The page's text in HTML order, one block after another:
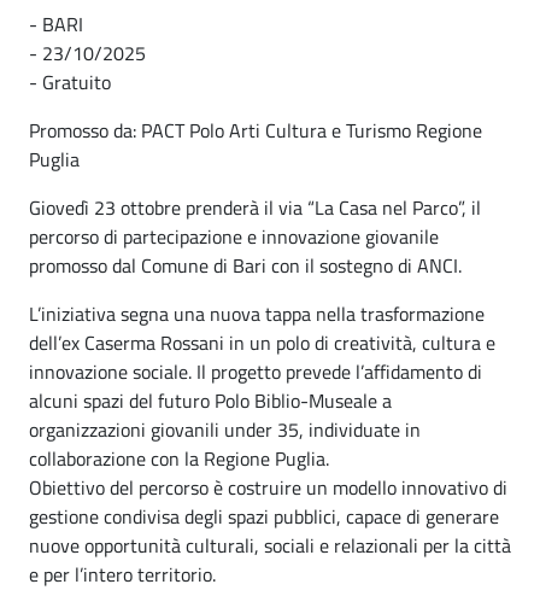
- BARI
- 23/10/2025
- Gratuito
Promosso da: PACT Polo Arti Cultura e Turismo Regione
Puglia
Giovedì 23 ottobre prenderà il via “La Casa nel Parco”, il
percorso di partecipazione e innovazione giovanile
promosso dal Comune di Bari con il sostegno di ANCI.
L’iniziativa segna una nuova tappa nella trasformazione
dell’ex Caserma Rossani in un polo di creatività, cultura e
innovazione sociale. Il progetto prevede l’affidamento di
alcuni spazi del futuro Polo Biblio-Museale a
organizzazioni giovanili under 35, individuate in
collaborazione con la Regione Puglia.
Obiettivo del percorso è costruire un modello innovativo di
gestione condivisa degli spazi pubblici, capace di generare
nuove opportunità culturali, sociali e relazionali per la città
e per l’intero territorio.